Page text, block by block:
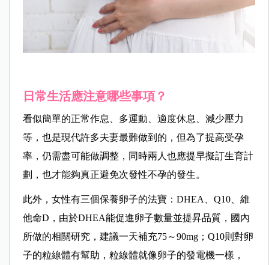
日常生活應注意哪些事項？
看似簡單的正常作息、多運動、適度休息、減少壓力
等，也是現代許多夫妻最難做到的，但為了提高受孕
率，仍需盡可能做調整，同時兩人也應提早擬訂生育計
劃，也才能夠真正避免次發性不孕的發生。
此外，女性有三個保養卵子的法寶：DHEA、Q10、維
他命D，由於DHEA能促進卵子數量並提昇品質，國內
所做的相關研究，建議一天補充75～90mg；Q10則對卵
子的粒線體有幫助，粒線體就像卵子的發電機一樣，